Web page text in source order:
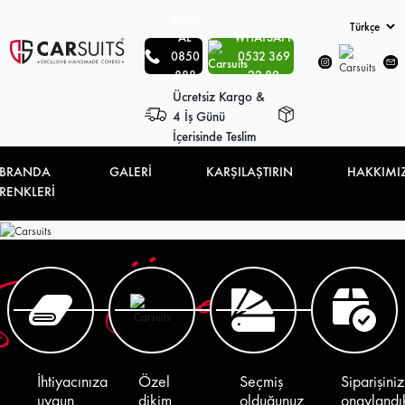
AL
0850
888
22 80
WHATSAPP
0532 369
22 80
Ücretsiz Kargo &
4 İş Günü
İçerisinde Teslim
BRANDA
RENKLERİ
GALERİ KARŞILAŞTIRIN
İhtiyacınıza
uygun
Özel
dikim
Seçmiş
olduğunuz
Siparişiniz